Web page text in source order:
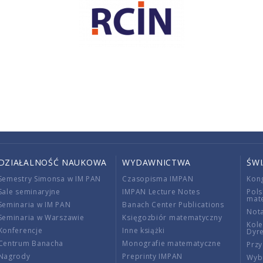
NAUKOWA
Simonsa w IM PAN
seminaryjne
w IM PAN
w Warszawie
Banacha
WYDAWNICTWA
Czasopisma IMPAN
IMPAN Lecture Notes
Banach Center Publications
Księgozbiór matematyczny
Inne książki
Monografie matematyczne
Preprinty IMPAN